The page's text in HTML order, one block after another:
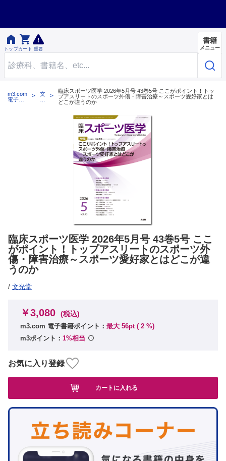

トップ

カート 重要
書籍
メニュー
m3.com
電子書
文
臨床スポーツ医学 2026年5月号 43巻5号 ここがポイント！トッ
プアスリートのスポーツ外傷・障害治療～スポーツ愛好家とは
どこが違うのか
臨床スポーツ医学 2026年5月号 43巻5号 ここ
がポイント！トップアスリートのスポーツ外
傷・障害治療～スポーツ愛好家とはどこが違
うのか
/ 文光堂
￥3,080 (税込)
m3.com 電子書籍ポイント： 最大 56pt ( 2 %)
m3ポイント： 1%相当
お気に入り登録
カートに入れる